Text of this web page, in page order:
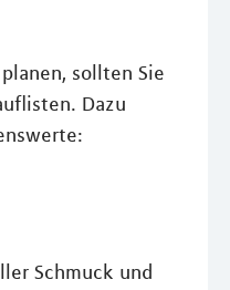
sollten Sie
Dazu
Schmuck und